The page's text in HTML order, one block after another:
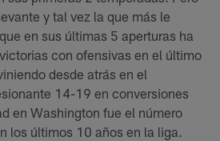
y tal vez la que más le
en sus últimas 5 aperturas ha
con ofensivas en el último
desde atrás en el
14-19 en conversiones
en Washington fue el número
los últimos 10 años en la liga.